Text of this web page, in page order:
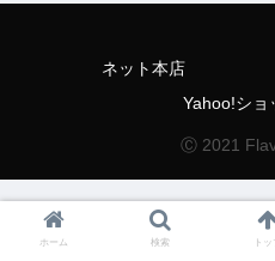
ネット本店
Yahoo!ショ
Ⓒ 2021
ホーム 検索 トッ